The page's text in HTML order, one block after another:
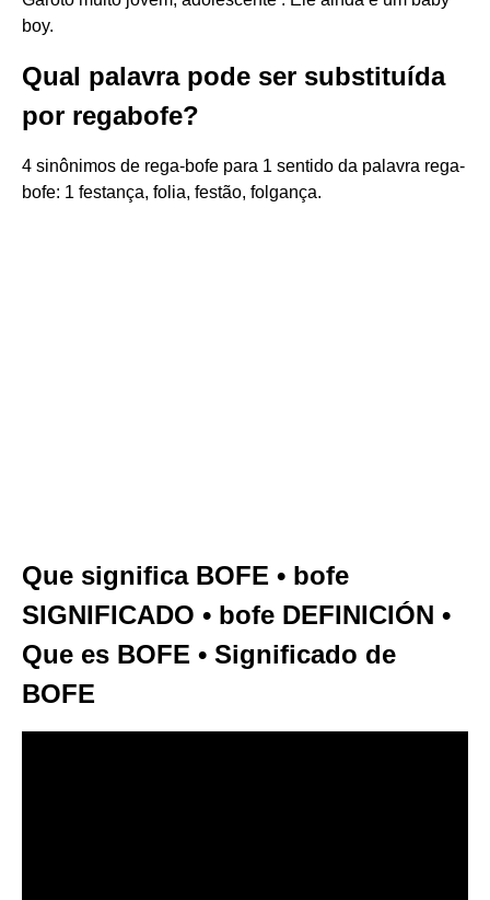
boy.
Qual palavra pode ser substituída
por regabofe?
4 sinônimos de rega-bofe para 1 sentido da palavra rega-
bofe: 1 festança, folia, festão, folgança.
Que significa BOFE • bofe
SIGNIFICADO • bofe DEFINICIÓN •
Que es BOFE • Significado de
BOFE